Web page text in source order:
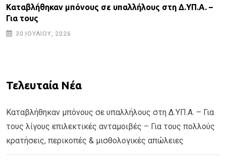
Καταβλήθηκαν μπόνους σε υπαλλήλους στη Δ.ΥΠ.Α. –
Για τους
30 ΙΟΥΛΊΟΥ, 2026
Τελευταία Νέα
Καταβλήθηκαν μπόνους σε υπαλλήλους στη Δ.ΥΠ.Α. – Για
τους λίγους επιλεκτικές ανταμοιβές – Για τους πολλούς
κρατήσεις, περικοπές & μισθολογικές απώλειες